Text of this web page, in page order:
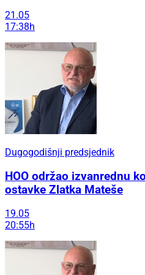
21.05
17:38h
Dugogodišnji predsjednik
HOO održao izvanrednu
ostavke Zlatka Mateše
19.05
20:55h